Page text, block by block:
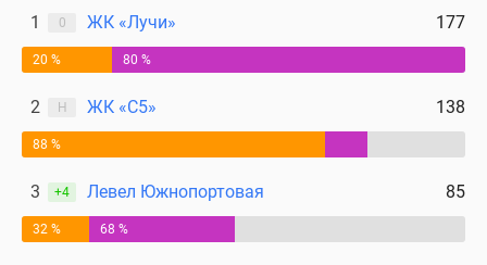
1 0 ЖК «Лучи» 177
20 % 80 %
2 Н ЖК «С5» 138
88 %
3 +4 Левел Южнопортовая 85
32 % 68 %